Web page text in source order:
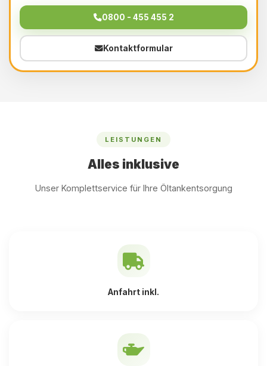
0800 - 455 455 2
Kontaktformular
LEISTUNGEN
Alles inklusive
Unser Komplettservice für Ihre Öltankentsorgung
Anfahrt inkl.